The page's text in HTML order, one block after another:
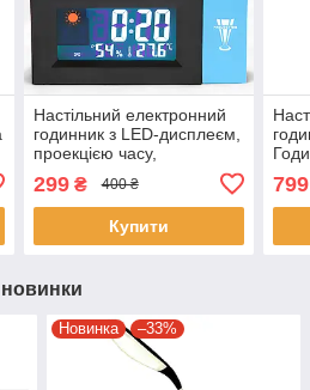
Настільний електронний
годинник з LED-дисплеєм,
проекцією часу,
та вимірюванням клімату
299₴ 400 ₴
Купити
799
новинки
Новинка –33%